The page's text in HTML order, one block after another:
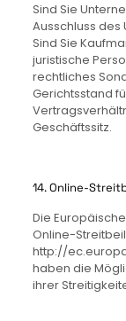
Sind Sie
Ausschluss des
Sind Sie
juristische
rechtliches
Gerichtsstand
Geschäftssitz.
14. Online-
Die
Online-
http://
haben die
ihrer